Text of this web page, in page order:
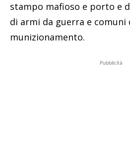
stampo mafioso e porto e
di armi da guerra e comuni
munizionamento.
Pubblicità